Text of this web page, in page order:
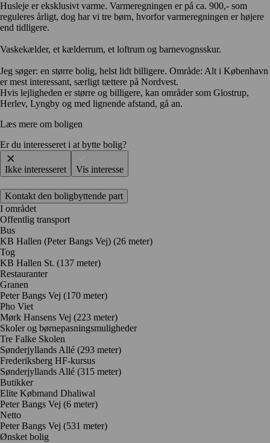
Husleje er eksklusivt varme. Varmeregningen er på ca. 900,- som
reguleres årligt, dog har vi tre børn, hvorfor varmeregningen er højere
end tidligere.
Vaskekælder, et kælderrum, et loftrum og barnevognsskur.
Jeg søger: en større bolig, helst lidt billigere. Område: Alt i København
er mest interessant, særligt tættere på Nordvest.
Hvis lejligheden er større og billigere, kan områder som Glostrup,
Herlev, Lyngby og med lignende afstand, gå an.
Læs mere om boligen
Er du interesseret i at bytte bolig?
Ikke interesseret Vis interesse
Kontakt den boligbyttende part
I området
Offentlig transport
Bus
KB Hallen (Peter Bangs Vej) (26 meter)
Tog
KB Hallen St. (137 meter)
Restauranter
Granen
Peter Bangs Vej (170 meter)
Pho Viet
Mørk Hansens Vej (223 meter)
Skoler og børnepasningsmuligheder
Tre Falke Skolen
Sønderjyllands Allé (293 meter)
Frederiksberg HF-kursus
Sønderjyllands Allé (315 meter)
Butikker
Elite Købmand Dhaliwal
Peter Bangs Vej (6 meter)
Netto
Peter Bangs Vej (531 meter)
Ønsket bolig